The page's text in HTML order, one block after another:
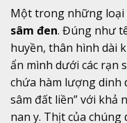
Một trong những loại
sâm đen. Đúng như
huyền, thân hình dài
ẩn mình dưới các rạn
chứa hàm lượng dinh
sâm đất liền” với khả
nan y. Thịt của chúng